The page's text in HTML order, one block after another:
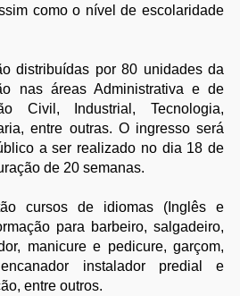
como o nível de escolaridade
distribuídas por 80 unidades da
nas áreas Administrativa e de
Civil, Industrial, Tecnologia,
entre outras. O ingresso será
a ser realizado no dia 18 de
de 20 semanas.
cursos de idiomas (Inglês e
para barbeiro, salgadeiro,
manicure e pedicure, garçom,
instalador predial e
entre outros.